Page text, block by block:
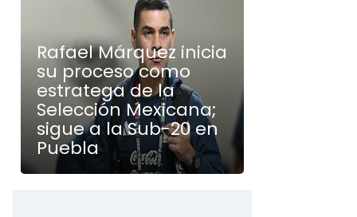
Rafael Márquez inicia
su proceso como
estratega de la
Selección Mexicana;
sigue a la Sub-20 en
Puebla